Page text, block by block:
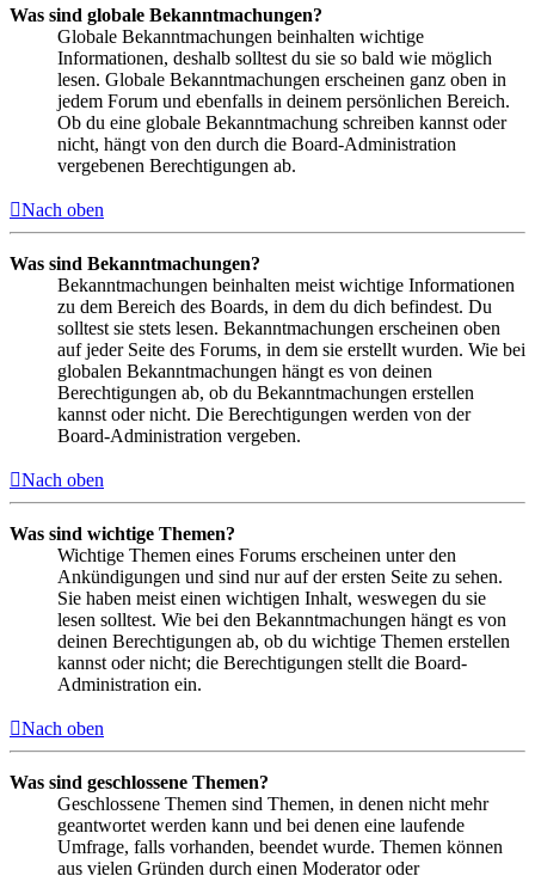
Was sind globale Bekanntmachungen?
Globale Bekanntmachungen beinhalten wichtige
Informationen, deshalb solltest du sie so bald wie möglich
lesen. Globale Bekanntmachungen erscheinen ganz oben in
jedem Forum und ebenfalls in deinem persönlichen Bereich.
Ob du eine globale Bekanntmachung schreiben kannst oder
nicht, hängt von den durch die Board-Administration
vergebenen Berechtigungen ab.
Nach oben
Was sind Bekanntmachungen?
Bekanntmachungen beinhalten meist wichtige Informationen
zu dem Bereich des Boards, in dem du dich befindest. Du
solltest sie stets lesen. Bekanntmachungen erscheinen oben
auf jeder Seite des Forums, in dem sie erstellt wurden. Wie bei
globalen Bekanntmachungen hängt es von deinen
Berechtigungen ab, ob du Bekanntmachungen erstellen
kannst oder nicht. Die Berechtigungen werden von der
Board-Administration vergeben.
Nach oben
Was sind wichtige Themen?
Wichtige Themen eines Forums erscheinen unter den
Ankündigungen und sind nur auf der ersten Seite zu sehen.
Sie haben meist einen wichtigen Inhalt, weswegen du sie
lesen solltest. Wie bei den Bekanntmachungen hängt es von
deinen Berechtigungen ab, ob du wichtige Themen erstellen
kannst oder nicht; die Berechtigungen stellt die Board-
Administration ein.
Nach oben
Was sind geschlossene Themen?
Geschlossene Themen sind Themen, in denen nicht mehr
geantwortet werden kann und bei denen eine laufende
Umfrage, falls vorhanden, beendet wurde. Themen können
aus vielen Gründen durch einen Moderator oder